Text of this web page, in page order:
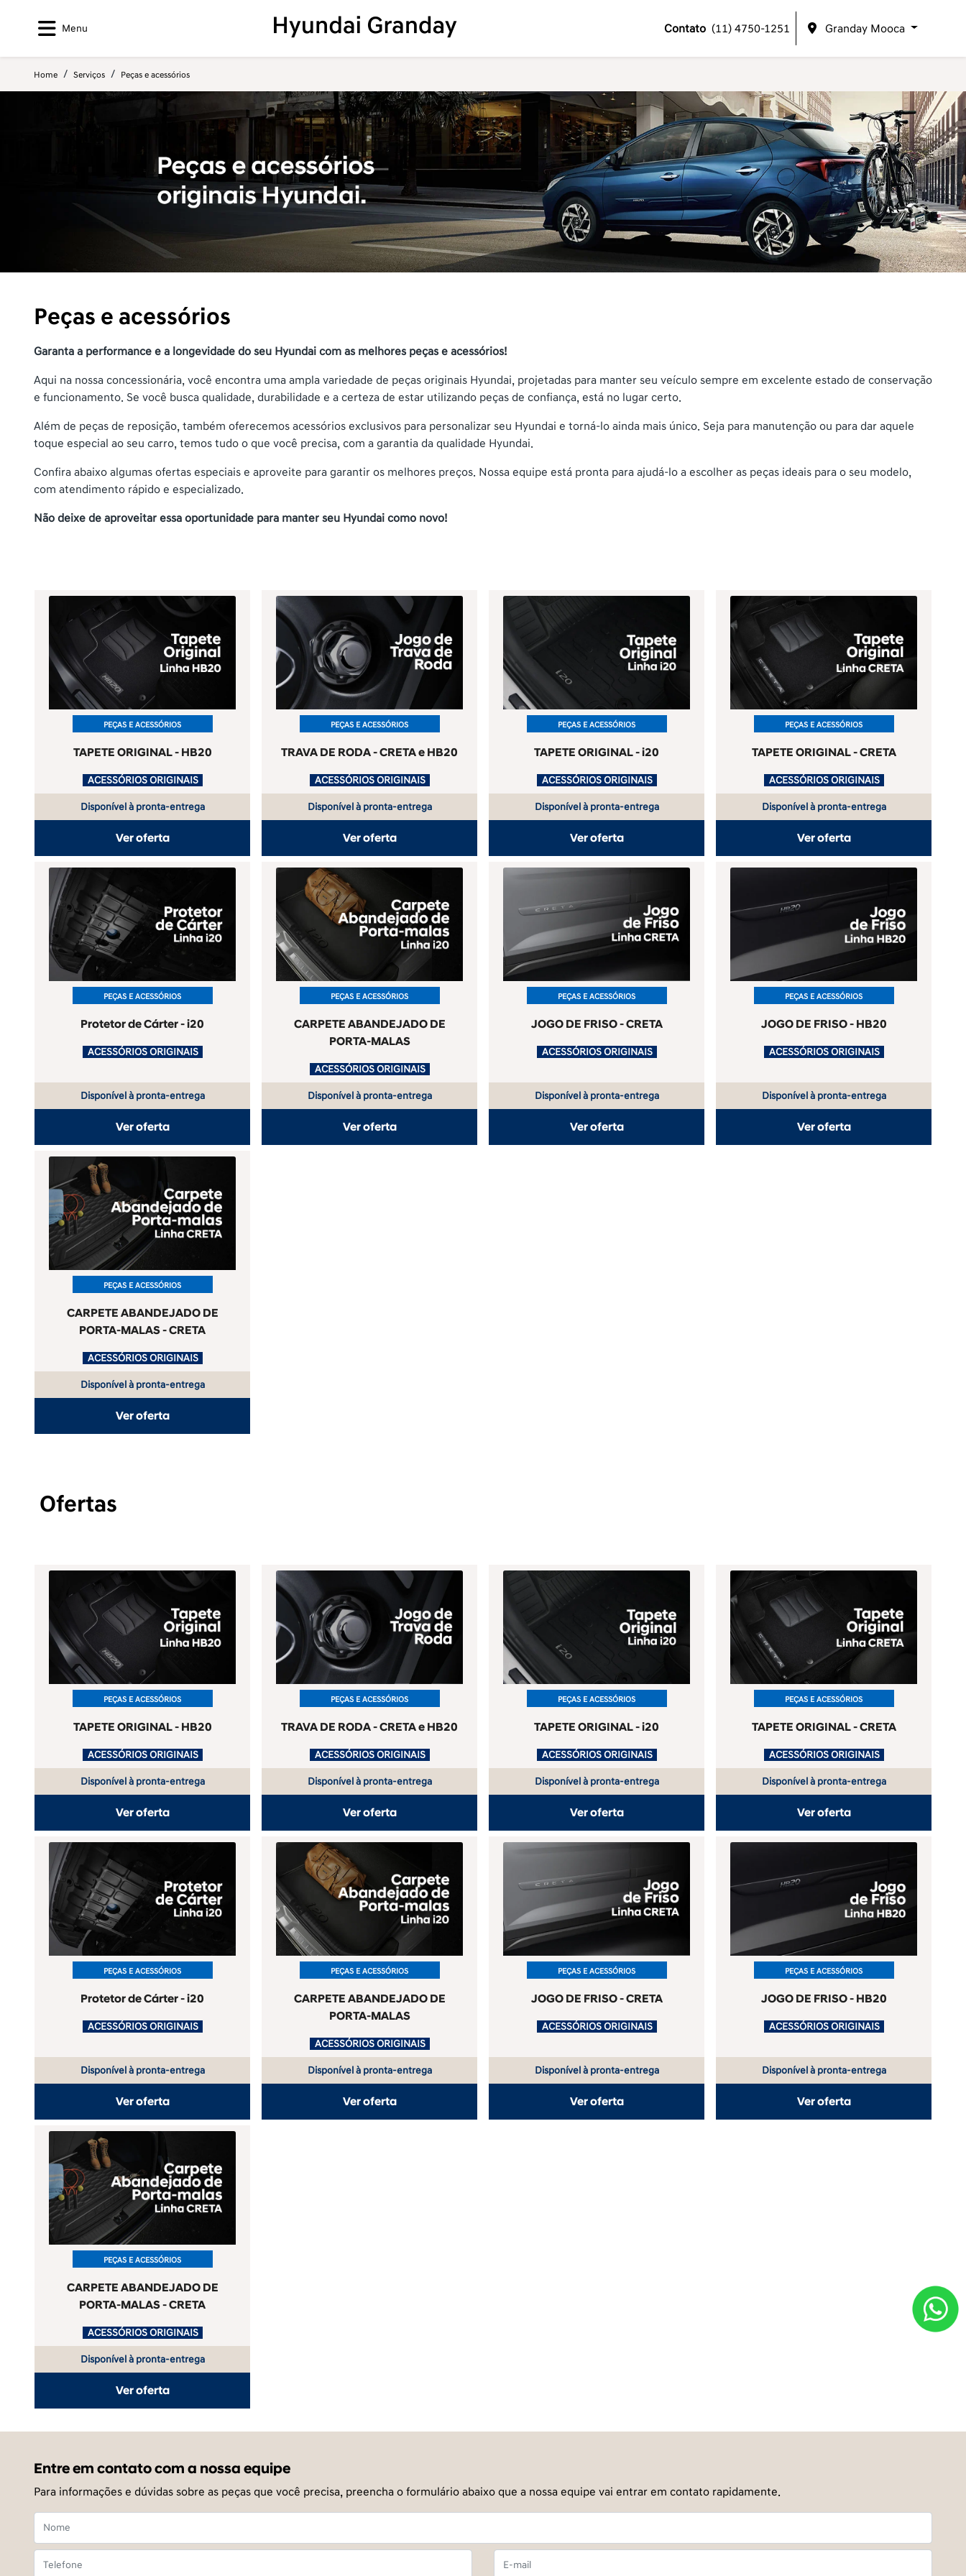
Menu Contato (11) 4750-1251 Granday Mooca
Home Serviços Peças e acessórios
Peças e acessórios
Garanta a performance e a longevidade do seu Hyundai com as melhores peças e acessórios!
Aqui na nossa concessionária, você encontra uma ampla variedade de peças originais Hyundai, projetadas para manter seu veículo sempre em excelente estado de conservação
e funcionamento. Se você busca qualidade, durabilidade e a certeza de estar utilizando peças de confiança, está no lugar certo.
Além de peças de reposição, também oferecemos acessórios exclusivos para personalizar seu Hyundai e torná-lo ainda mais único. Seja para manutenção ou para dar aquele
toque especial ao seu carro, temos tudo o que você precisa, com a garantia da qualidade Hyundai.
Confira abaixo algumas ofertas especiais e aproveite para garantir os melhores preços. Nossa equipe está pronta para ajudá-lo a escolher as peças ideais para o seu modelo,
com atendimento rápido e especializado.
Não deixe de aproveitar essa oportunidade para manter seu Hyundai como novo!
TAPETE ORIGINAL - HB20
PEÇAS E ACESSÓRIOS
Disponível à pronta-entrega
Ver oferta
TRAVA DE RODA - CRETA e HB20
PEÇAS E ACESSÓRIOS
Disponível à pronta-entrega
Ver oferta
TAPETE ORIGINAL - i20
PEÇAS E ACESSÓRIOS
Disponível à pronta-entrega
Ver oferta
TAPETE ORIGINAL - CRETA
PEÇAS E ACESSÓRIOS
Disponível à pronta-entrega
Ver oferta
Protetor de Cárter - i20
PEÇAS E ACESSÓRIOS
Disponível à pronta-entrega
Ver oferta
CARPETE ABANDEJADO DE
PORTA-MALAS
PEÇAS E ACESSÓRIOS
Disponível à pronta-entrega
Ver oferta
JOGO DE FRISO - CRETA
PEÇAS E ACESSÓRIOS
Disponível à pronta-entrega
Ver oferta
JOGO DE FRISO - HB20
PEÇAS E ACESSÓRIOS
Disponível à pronta-entrega
Ver oferta
CARPETE ABANDEJADO DE
PORTA-MALAS - CRETA
PEÇAS E ACESSÓRIOS
Disponível à pronta-entrega
Ver oferta
Ofertas
TAPETE ORIGINAL - HB20
PEÇAS E ACESSÓRIOS
Disponível à pronta-entrega
Ver oferta
TRAVA DE RODA - CRETA e HB20
PEÇAS E ACESSÓRIOS
Disponível à pronta-entrega
Ver oferta
TAPETE ORIGINAL - i20
PEÇAS E ACESSÓRIOS
Disponível à pronta-entrega
Ver oferta
TAPETE ORIGINAL - CRETA
PEÇAS E ACESSÓRIOS
Disponível à pronta-entrega
Ver oferta
Protetor de Cárter - i20
PEÇAS E ACESSÓRIOS
Disponível à pronta-entrega
Ver oferta
CARPETE ABANDEJADO DE
PORTA-MALAS
PEÇAS E ACESSÓRIOS
Disponível à pronta-entrega
Ver oferta
JOGO DE FRISO - CRETA
PEÇAS E ACESSÓRIOS
Disponível à pronta-entrega
Ver oferta
JOGO DE FRISO - HB20
PEÇAS E ACESSÓRIOS
Disponível à pronta-entrega
Ver oferta
CARPETE ABANDEJADO DE
PORTA-MALAS - CRETA
PEÇAS E ACESSÓRIOS
Disponível à pronta-entrega
Ver oferta
Entre em contato com a nossa equipe
Para informações e dúvidas sobre as peças que você precisa, preencha o formulário abaixo que a nossa equipe vai entrar em contato rapidamente.